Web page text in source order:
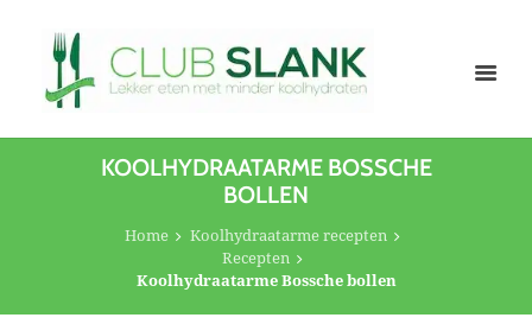
KOOLHYDRAATARME BOSSCHE
BOLLEN
Home
Koolhydraatarme recepten
Recepten
Koolhydraatarme Bossche bollen